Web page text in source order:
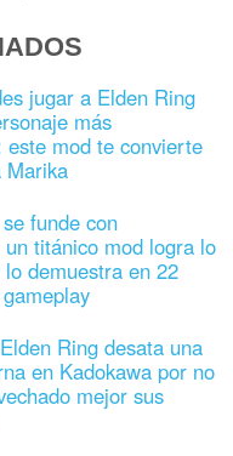
jugar a Elden Ring
más
este mod te convierte
Marika
funde con
titánico mod logra lo
demuestra en 22
Ring desata una
en Kadokawa por no
mejor sus